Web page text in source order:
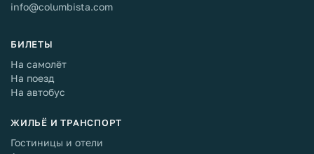
info@columbista.com
БИЛЕТЫ
На самолёт
На поезд
На автобус
ЖИЛЬЁ И ТРАНСПОРТ
Гостиницы и отели